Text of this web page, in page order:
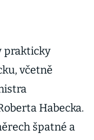
prakticky
včetně
Habecka.
špatné a